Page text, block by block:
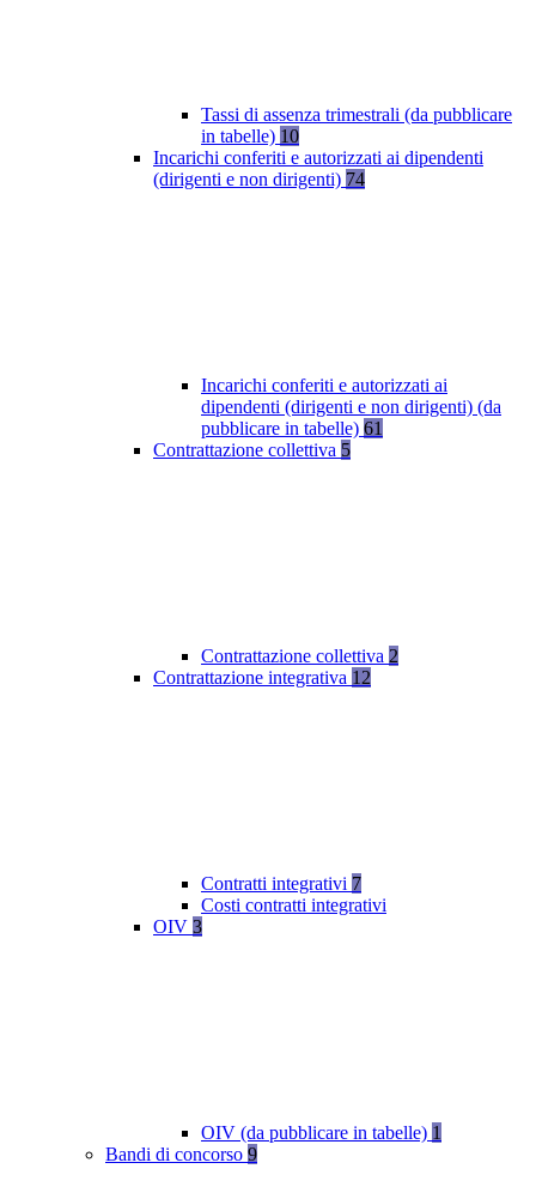
Tassi di assenza trimestrali (da pubblicare
in tabelle) 10
Incarichi conferiti e autorizzati ai dipendenti
(dirigenti e non dirigenti) 74
Incarichi conferiti e autorizzati ai
dipendenti (dirigenti e non dirigenti) (da
pubblicare in tabelle) 61
Contrattazione collettiva 5
Contrattazione collettiva 2
Contrattazione integrativa 12
Contratti integrativi 7
Costi contratti integrativi
OIV 3
OIV (da pubblicare in tabelle) 1
Bandi di concorso 9